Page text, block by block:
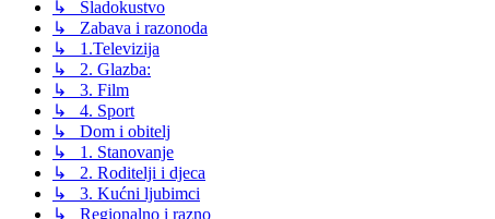
↳ Sladokustvo
↳ Zabava i razonoda
↳ 1.Televizija
↳ 2. Glazba:
↳ 3. Film
↳ 4. Sport
↳ Dom i obitelj
↳ 1. Stanovanje
↳ 2. Roditelji i djeca
↳ 3. Kućni ljubimci
↳ Regionalno i razno